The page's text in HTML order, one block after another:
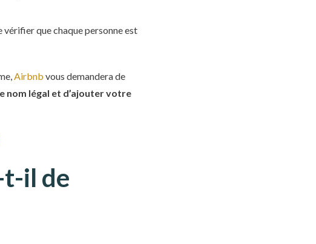
que chaque personne est
Airbnb vous demandera de
nom légal et d’ajouter votre
il de